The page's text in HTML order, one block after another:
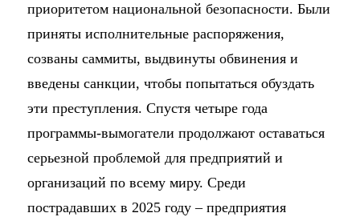
приоритетом национальной безопасности. Были
приняты исполнительные распоряжения,
созваны саммиты, выдвинуты обвинения и
введены санкции, чтобы попытаться обуздать
эти преступления. Спустя четыре года
программы-вымогатели продолжают оставаться
серьезной проблемой для предприятий и
организаций по всему миру. Среди
пострадавших в 2025 году – предприятия